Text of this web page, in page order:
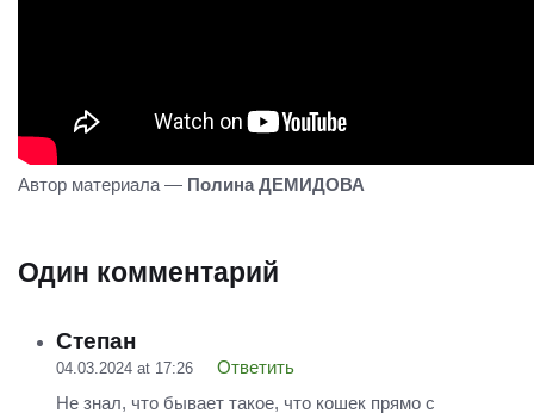
Автор материала — Полина ДЕМИДОВА
Один комментарий
Степан
04.03.2024 at 17:26
Ответить
Не знал, что бывает такое, что кошек прямо с